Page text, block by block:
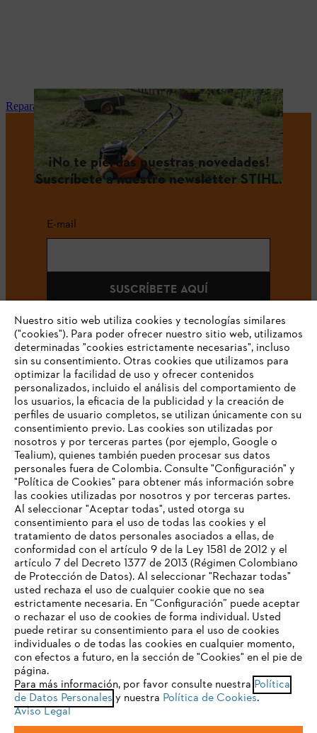
Reparación y mantenimiento STIHL en tu tienda especialista
¡No te pierdas nuestras novedades!
Suscríbete a nuestro newsletter STIHL.
E-mail
SUSCRÍBETE AQUÍ
#STIHLCOLOMBIA
Nuestra empresa
Preguntas frecuentes
Contacto
Política tratamiento de datos personales Aviso legal
Cookies Información legal
TU NAVEGADOR NO ES
COMPATIBLE
El navegador que estás utilizando no es compatible con
nuestra página web. Para que puedas disfrutar de nuestro
contenido, utiliza uno de los siguientes navegadores:
firefox chrome
safari edge
Nuestro sitio web utiliza cookies y tecnologías similares
("cookies"). Para poder ofrecer nuestro sitio web, utilizamos
determinadas "cookies estrictamente necesarias", incluso
sin su consentimiento. Otras cookies que utilizamos para
optimizar la facilidad de uso y ofrecer contenidos
personalizados, incluido el análisis del comportamiento de
los usuarios, la eficacia de la publicidad y la creación de
perfiles de usuario completos, se utilizan únicamente con su
consentimiento previo. Las cookies son utilizadas por
nosotros y por terceras partes (por ejemplo, Google o
Tealium), quienes también pueden procesar sus datos
personales fuera de Colombia. Consulte "Configuración" y
"Política de Cookies" para obtener más información sobre
las cookies utilizadas por nosotros y por terceras partes.
Al seleccionar "Aceptar todas", usted otorga su
consentimiento para el uso de todas las cookies y el
tratamiento de datos personales asociados a ellas, de
conformidad con el artículo 9 de la Ley 1581 de 2012 y el
artículo 7 del Decreto 1377 de 2013 (Régimen Colombiano
de Protección de Datos). Al seleccionar "Rechazar todas"
usted rechaza el uso de cualquier cookie que no sea
estrictamente necesaria. En “Configuración” puede aceptar
o rechazar el uso de cookies de forma individual. Usted
puede retirar su consentimiento para el uso de cookies
individuales o de todas las cookies en cualquier momento,
con efectos a futuro, en la sección de "Cookies" en el pie de
página.
Para más información, por favor consulte nuestra Política
de Datos Personales y nuestra Política de Cookies.
Aviso Legal